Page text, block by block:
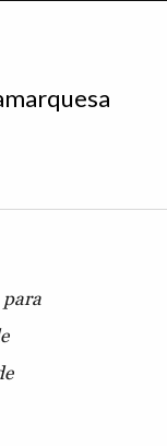
para